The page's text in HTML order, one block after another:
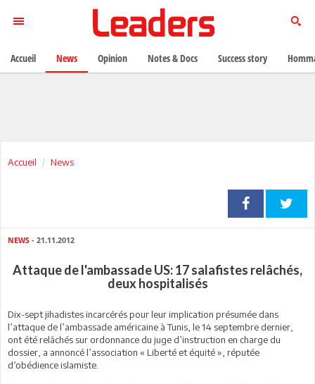
Accueil News
NEWS - 21.11.2012
Attaque de l'ambassade US: 17 salafistes relâchés,
deux hospitalisés
Dix-sept jihadistes incarcérés pour leur implication présumée dans
l’attaque de l’ambassade américaine à Tunis, le 14 septembre dernier,
ont été relâchés sur ordonnance du juge d’instruction en charge du
dossier, a annoncé l’association « Liberté et équité », réputée
d’obédience islamiste.
Accueil News Opinion Notes & Docs Success story